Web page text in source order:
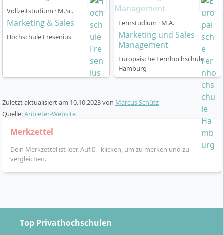
Vollzeitstudium · M.Sc.
Marketing & Sales
Hochschule Fresenius
Fernstudium · M.A.
Marketing und Sales
Management
Europäische Fernhochschule
Hamburg
Zuletzt aktualisiert am 10.10.2023von Marcus Schütz
Quelle:Anbieter-Website
Merkzettel
Dein Merkzettel ist leer. Auf
klicken, um zu merken und zu
vergleichen.
Top Privathochschulen